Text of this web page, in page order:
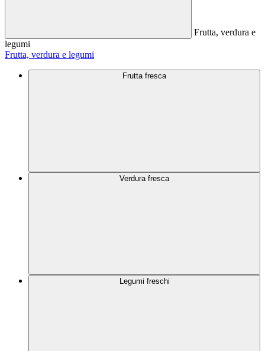
Frutta, verdura e
legumi
Frutta, verdura e legumi
Frutta fresca
Verdura fresca
Legumi freschi